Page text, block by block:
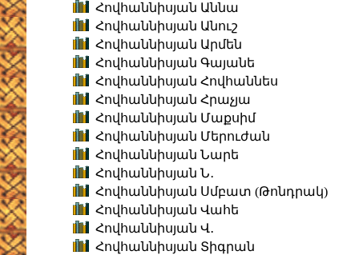
Հովհաննիսյան Աննա
Հովհաննիսյան Անուշ
Հովհաննիսյան Արմեն
Հովհաննիսյան Գայանե
Հովհաննիսյան Հովհաննես
Հովհաննիսյան Հրաչյա
Հովհաննիսյան Մաքսիմ
Հովհաննիսյան Մերուժան
Հովհաննիսյան Նարե
Հովհաննիսյան Ն․
Հովհաննիսյան Սմբատ (Թոնդրակ)
Հովհաննիսյան Վահե
Հովհաննիսյան Վ․
Հովհաննիսյան Տիգրան